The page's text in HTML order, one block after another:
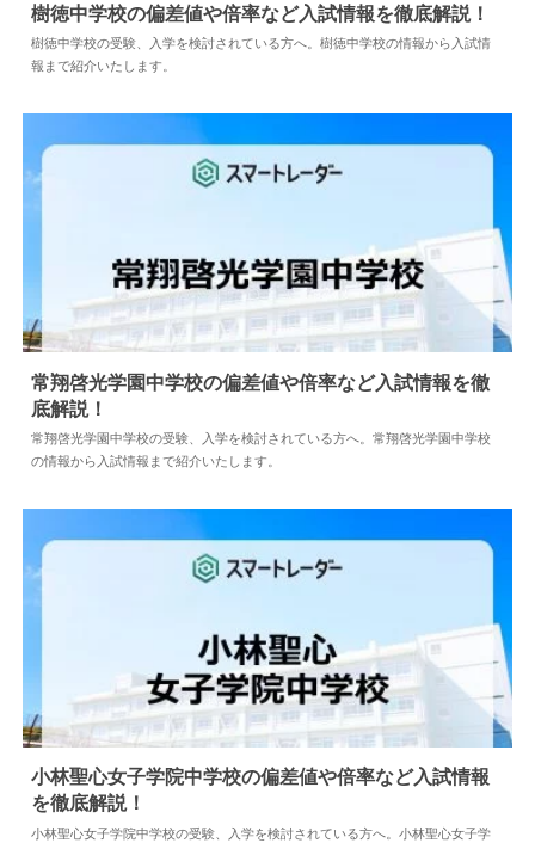
中学情報
樹徳中学校の偏差値や倍率など入試情報を徹底解説！
樹徳中学校の受験、入学を検討されている方へ。樹徳中学校の情報から入試情
報まで紹介いたします。
中学情報 2026.08.04
常翔啓光学園中学校の偏差値や倍率など入試情報を徹
底解説！
常翔啓光学園中学校の受験、入学を検討されている方へ。常翔啓光学園中学校
の情報から入試情報まで紹介いたします。
中学情報 2024.05.10
小林聖心女子学院中学校の偏差値や倍率など入試情報
を徹底解説！
小林聖心女子学院中学校の受験、入学を検討されている方へ。小林聖心女子学